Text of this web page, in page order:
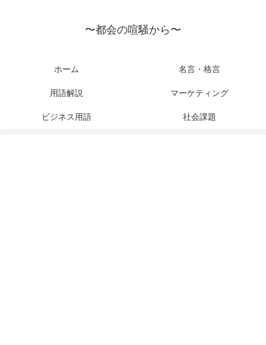
〜都会の喧騒から〜
ホーム 名言・格言
用語解説 マーケティング
ビジネス用語 社会課題